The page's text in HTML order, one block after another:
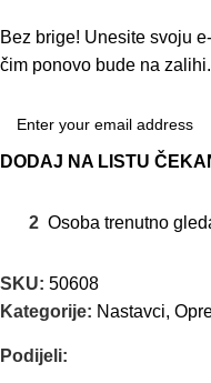
Bez brige! Unesite svoju
čim ponovo bude na zalihi.
DODAJ NA LISTU
2 Osoba trenutno
SKU: 50608
Kategorije: Nastavci,
Podijeli: